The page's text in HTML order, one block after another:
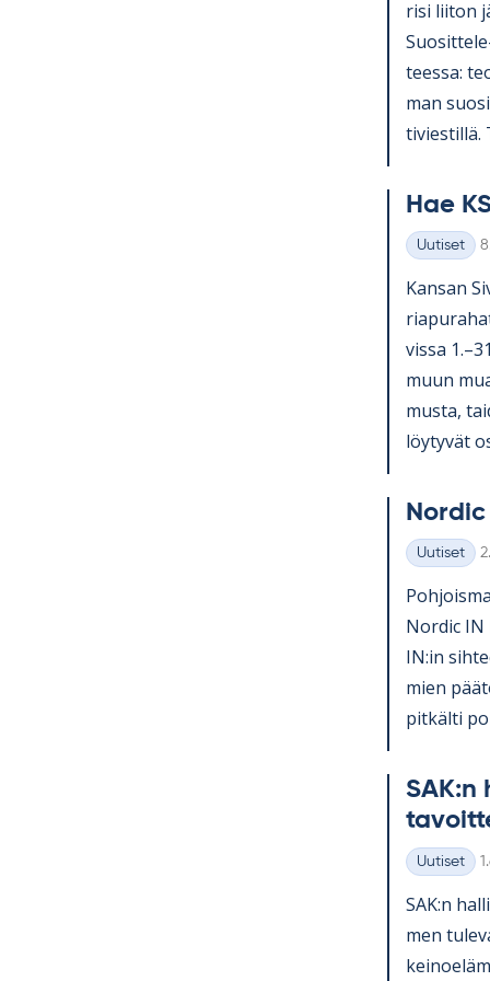
risi lii­ton
teessa:
man
ti­vies­tillä.
Hae
Kategoriat
Uutiset
Kan­san
vissa
muun
musta,
löy­ty­vät
Kategoriat
Uutiset
Nor­dic IN
IN:in
mien
pit­kälti
SAK:n
Kategoriat
Uutiset
SAK:n
men